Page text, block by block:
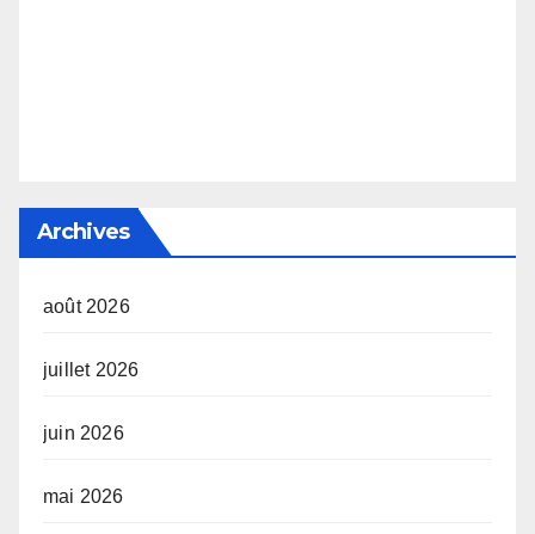
Archives
août 2026
juillet 2026
juin 2026
mai 2026